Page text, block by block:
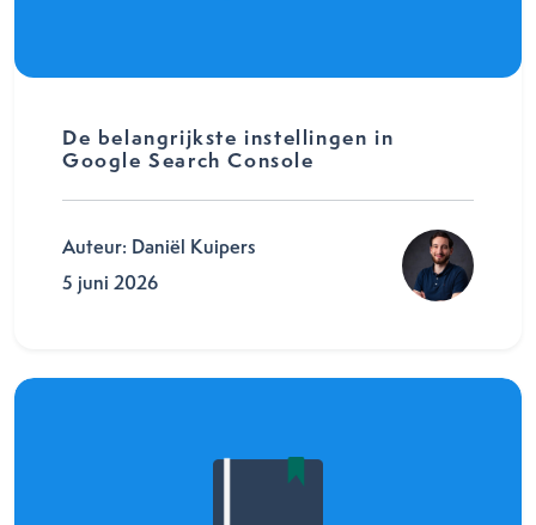
De belangrijkste instellingen in
Google Search Console
Auteur: Daniël Kuipers
5 juni 2026